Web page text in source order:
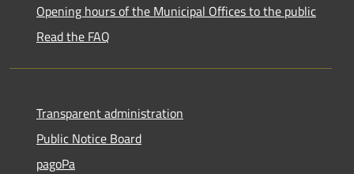
Opening hours of the Municipal Offices to the public
Read the FAQ
Transparent administration
Public Notice Board
pagoPa